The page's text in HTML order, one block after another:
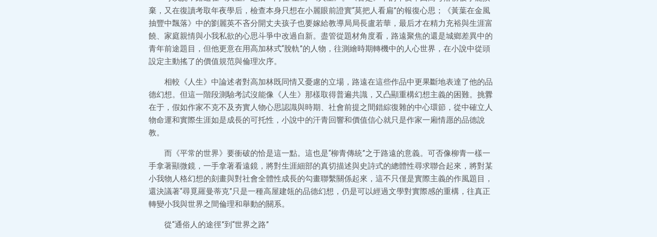
棄，又在復讀考取年夜學后，檢查本身只想在小麗眼前證實“莫把人看扁”的報復心思；《黃葉在金風
抽豐中飄落》中的劉麗英不吝分開丈夫孩子也要嫁給教導局局長盧若華，最后才在精力充裕與生涯富
饒、家庭親情與小我私欲的心思斗爭中改過自新。盡管從題材角度看，路遠聚焦的還是城鄉差異中的
青年前途題目，但他更意在用高加林式“脫軌”的人物，往測繪時期轉機中的人心世界，在小說中從頭
設定主動搖了的價值規范與倫理次序。
相較《人生》中論述者對高加林既同情又憂慮的立場，路遠在這些作品中更果斷地表達了他的品
德幻想。但這一階段測驗考試沒能像《人生》那樣取得普遍共識，又凸顯重構幻想主義的困難。挑釁
在于，假如作家不克不及夯實人物心思認識與時期、社會前提之間錯綜復雜的中心環節，從中確立人
物命運和實際生涯如是成長的可托性，小說中的汗青回響和價值信心就只是作家一廂情愿的品德說
教。
而《平常的世界》要衝破的恰是這一點。這也是“柳青傳統”之于路遠的意義。可否像柳青一樣一
手拿著顯微鏡，一手拿著看遠鏡，將對生涯細部的真切描述與史詩式的總體性尋求聯合起來，將對某
小我物人格幻想的刻畫與對社會全體性成長的勾畫聯繫關係起來，這不只僅是實際主義的作風題目，
還決議著“尋覓羅曼蒂克”只是一種高屋建瓴的品德幻想，仍是可以經過文學對實際感的重構，往真正
轉變小我與世界之間倫理和舉動的關系。
從“通俗人的途徑”到“世界之路”